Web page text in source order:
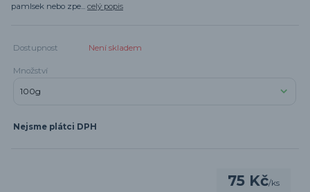
pamlsek nebo zpe... celý popis
Dostupnost Není skladem
Množství
Nejsme plátci DPH
75 Kč/ks